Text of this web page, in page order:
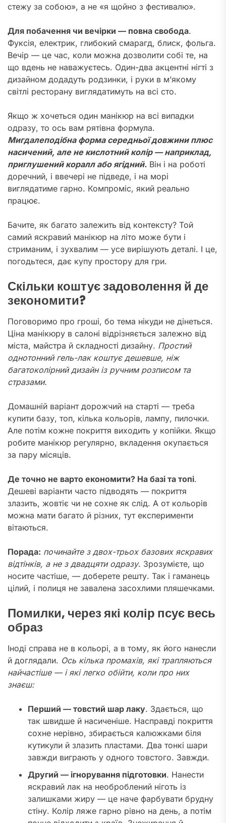
стежу за собою», а не «я щойно з фестивалю».
Для побачення чи вечірки — повна свобода.
Фуксія, електрик, глибокий смарагд, блиск, фольга.
Вечір — це час, коли можна дозволити собі те, на
що вдень не наважуєтесь. Один-два акцентні нігті з
дизайном додадуть родзинки, і руки в м’якому
світлі ресторану виглядатимуть на всі сто.
Якщо ж хочеться один манікюр на всі випадки
одразу, то ось вам рятівна формула.
Мигдалеподібна форма середньої довжини плюс
насичений, але не кислотний колір — наприклад,
приглушений коралл або ягідний. Він і на роботі
доречний, і ввечері не підведе, і на морі
виглядатиме гарно. Компроміс, який реально
працює.
Бачите, як багато залежить від контексту? Той
самий яскравий манікюр на літо може бути і
стриманим, і зухвалим — усе вирішують деталі. І це,
погодьтеся, дає купу простору для гри.
Скільки коштує задоволення й де
зекономити?
Поговоримо про гроші, бо тема нікуди не дінеться.
Ціна манікюру в салоні відрізняється залежно від
міста, майстра й складності дизайну. Простий
однотонний гель-лак коштує дешевше, ніж
багатоколірний дизайн із ручним розписом та
стразами.
Домашній варіант дорожчий на старті — треба
купити базу, топ, кілька кольорів, лампу, пилочки.
Але потім кожне покриття виходить у копійки. Якщо
робите манікюр регулярно, вкладення окупається
за пару місяців.
Де точно не варто економити? На базі та топі.
Дешеві варіанти часто підводять — покриття
злазить, жовтіє чи не сохне як слід. А от кольорів
можна мати багато й різних, тут експерименти
вітаються.
Порада: починайте з двох-трьох базових яскравих
відтінків, а не з двадцяти одразу. Зрозумієте, що
носите частіше, — доберете решту. Так і гаманець
цілий, і полиця не завалена засохлими пляшечками.
Помилки, через які колір псує весь
образ
Іноді справа не в кольорі, а в тому, як його нанесли
й доглядали. Ось кілька промахів, які трапляються
найчастіше — і які легко обійти, коли про них
знаєш:
Перший — товстий шар лаку. Здається, що
так швидше й насиченіше. Насправді покриття
сохне нерівно, збирається калюжками біля
кутикули й злазить пластами. Два тонкі шари
завжди виграють у одного товстого. Завжди.
Другий — ігнорування підготовки. Нанести
яскравий лак на необроблений ніготь із
залишками жиру — це наче фарбувати брудну
стіну. Колір ляже гарно рівно на день, а потім